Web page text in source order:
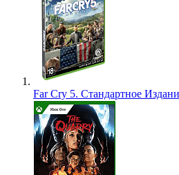
Far Cry 5. Стандартное